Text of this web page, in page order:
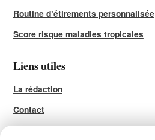
Routine d’étirements personnalisée
Score risque maladies tropicales
Liens utiles
La rédaction
Contact
Mentions légales